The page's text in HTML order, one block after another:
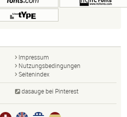
Impressum
Nutzungsbedingungen
Seitenindex
dasauge bei Pinterest